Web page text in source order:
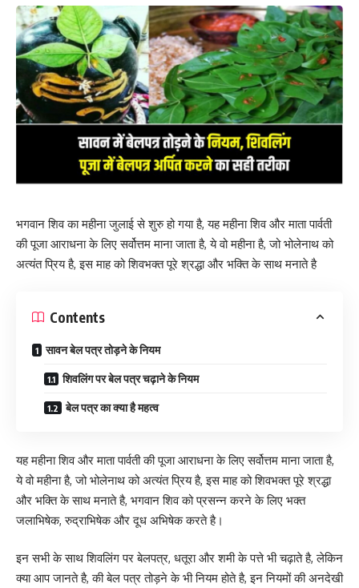
भगवान शिव का महीना जुलाई से शुरु हो गया है, यह महीना शिव और माता पार्वती
की पूजा आराधना के लिए सर्वोत्तम माना जाता है, ये वो महीना है, जो भोलेनाथ को
अत्यंत प्रिय है, इस माह को शिवभक्त पूरे श्रद्धा और भक्ति के साथ मनाते है
Contents
सावन बेल पत्र तोड़ने के नियम
शिवलिंग पर बेल पत्र चढ़ाने के नियम
बेल पत्र का क्या है महत्व
यह महीना शिव और माता पार्वती की पूजा आराधना के लिए सर्वोत्तम माना जाता है,
ये वो महीना है, जो भोलेनाथ को अत्यंत प्रिय है, इस माह को शिवभक्त पूरे श्रद्धा
और भक्ति के साथ मनाते है, भगवान शिव को प्रसन्न करने के लिए भक्त
जलाभिषेक, रुद्राभिषेक और दूध अभिषेक करते है।
इन सभी के साथ शिवलिंग पर बेलपत्र, धतूरा और शमी के पत्ते भी चढ़ाते है, लेकिन
क्या आप जानते है, की बेल पत्र तोड़ने के भी नियम होते है, इन नियमों की अनदेखी